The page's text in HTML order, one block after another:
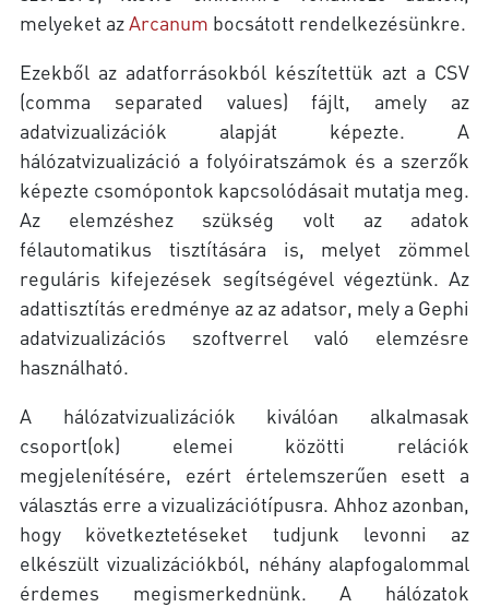
melyeket azArcanum bocsátott rendelkezésünkre.
Ezekből az adatforrásokból készítettük azt a CSV
(comma separated values) fájlt, amely az
adatvizualizációk alapját képezte. A
hálózatvizualizáció a folyóiratszámok és a szerzők
képezte csomópontok kapcsolódásait mutatja meg.
Az elemzéshez szükség volt az adatok
félautomatikus tisztítására is, melyet zömmel
reguláris kifejezések segítségével végeztünk. Az
adattisztítás eredménye az az adatsor, mely a Gephi
adatvizualizációs szoftverrel való elemzésre
használható.
A hálózatvizualizációk kiválóan alkalmasak
csoport(ok) elemei közötti relációk
megjelenítésére, ezért értelemszerűen esett a
választás erre a vizualizációtípusra. Ahhoz azonban,
hogy következtetéseket tudjunk levonni az
elkészült vizualizációkból, néhány alapfogalommal
érdemes megismerkednünk. A hálózatok